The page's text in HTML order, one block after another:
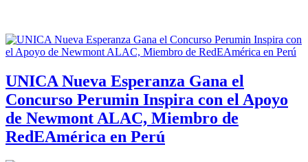
UNICA Nueva Esperanza Gana el
Concurso Perumin Inspira con el Apoyo
de Newmont ALAC, Miembro de
RedEAmérica en Perú